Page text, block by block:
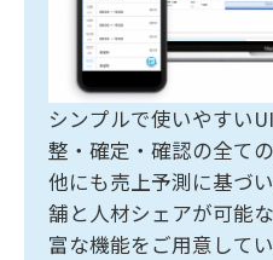
シンプルで使いやすい
整・確定・確認の全て
他にも売上予測に基づ
舗と人材シェアが可能
富な機能をご用意してい